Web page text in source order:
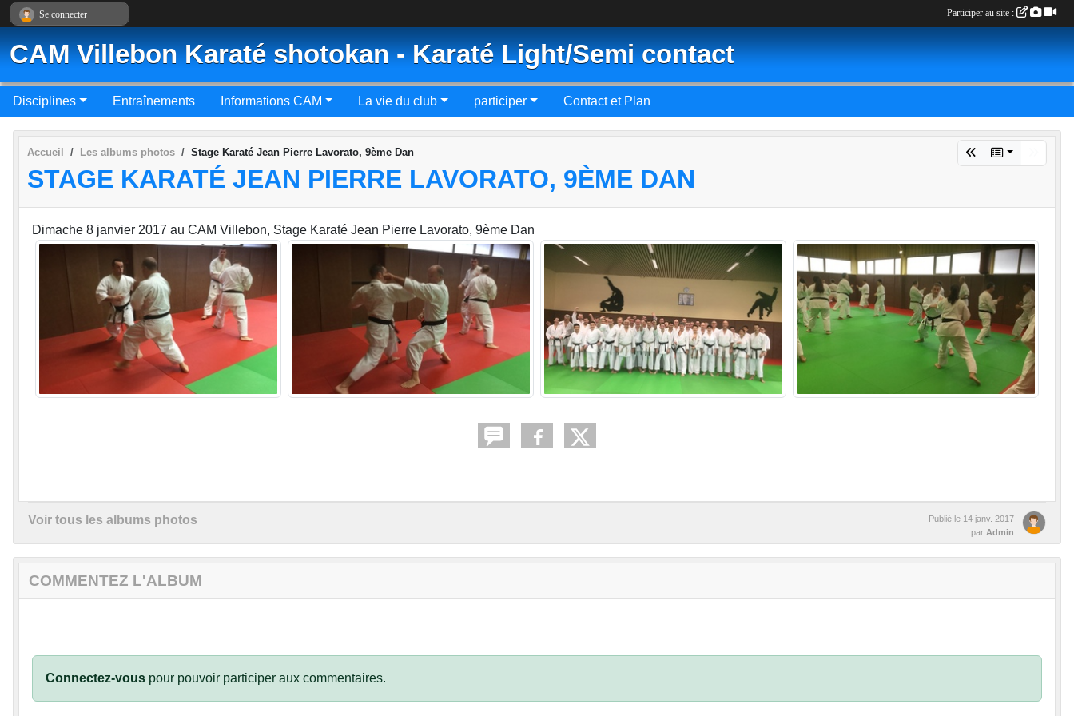
CAM Villebon Karaté shotokan - Karaté Light/Semi contact
Disciplines Entraînements Informations CAM La vie du club participer Contact et Plan
Accueil Les albums photos Stage Karaté Jean Pierre Lavorato, 9ème Dan
STAGE KARATÉ JEAN PIERRE LAVORATO, 9ÈME DAN
Dimache 8 janvier 2017 au CAM Villebon, Stage Karaté Jean Pierre Lavorato, 9ème Dan
Voir tous les albums photos Publié le 14 janv. 2017
par Admin
COMMENTEZ L'ALBUM
Connectez-vous pour pouvoir participer aux commentaires.
Se connecter Participer au site :
Panneau de gestion des cookies